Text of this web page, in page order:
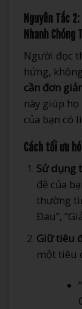
Nguyên Tắc
Nhanh Chóng
Người đọc
hứng,
cần đơn
này giúp
của bạn có
Cách tối ưu
Sử dụng
đề của
thường
Đau”,
Giữ tiêu
một tiêu